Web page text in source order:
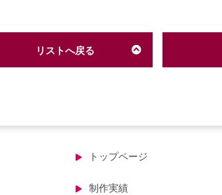
リストへ戻る
トップページ
制作実績